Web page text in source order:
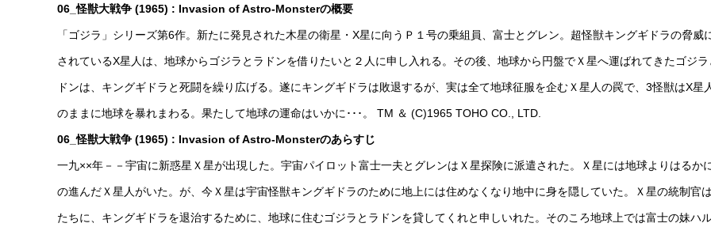
06_怪獣大戦争 (1965) : Invasion of Astro-Monsterの概要
「ゴジラ」シリーズ第6作。新たに発見された木星の衛星・X星に向うＰ１号の乗組員、富士とグレン。超怪獣キングギドラの脅威
されているX星人は、地球からゴジラとラドンを借りたいと２人に申し入れる。その後、地球から円盤でＸ星へ運ばれてきたゴジラ
ドンは、キングギドラと死闘を繰り広げる。遂にキングギドラは敗退するが、実は全て地球征服を企むＸ星人の罠で、3怪獣はX星
のままに地球を暴れまわる。果たして地球の運命はいかに･･･。 TM ＆ (C)1965 TOHO CO., LTD.
06_怪獣大戦争 (1965) : Invasion of Astro-Monsterのあらすじ
一九××年－－宇宙に新惑星Ｘ星が出現した。宇宙パイロット富士一夫とグレンはＸ星探険に派遣された。Ｘ星には地球よりはるか
の進んだＸ星人がいた。が、今Ｘ星は宇宙怪獣キングギドラのために地上には住めなくなり地中に身を隠していた。Ｘ星の統制官
たちに、キングギドラを退治するために、地球に住むゴジラとラドンを貸してくれと申しいれた。そのころ地球上では富士の妹ハ